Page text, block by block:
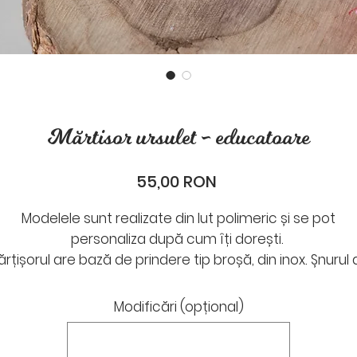
Mărtisor ursulet - educatoare
55,00 RON
Modelele sunt realizate din lut polimeric și se pot
personaliza după cum îți dorești.
are bază de prindere tip broșă, din inox. Șnurul
În secțiunea „Modificări„ de mai jos, ne poți
numele.
Modificări (opțional)